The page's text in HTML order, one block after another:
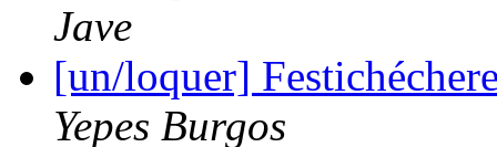
Jave
[un/loquer]
Yepes Burgos